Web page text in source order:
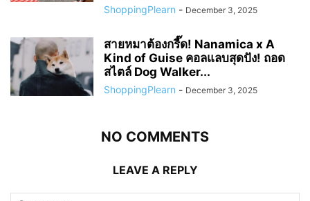
ShoppingPlearn - December 3, 2025
สายหมาต้องกรี๊ด! Nanamica x A
Kind of Guise คอลแลบสุดปัง! ถอด
สไตล์ Dog Walker...
ShoppingPlearn - December 3, 2025
NO COMMENTS
LEAVE A REPLY